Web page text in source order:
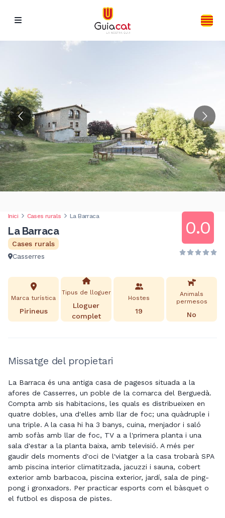
Inici Cases rurals La Barraca
La Barraca
Cases rurals
Casserres
0.0
Marca turística
Pirineus
Tipus de lloguer
Lloguer
complet
Hostes
19
Animals
permesos
No
Missatge del propietari
La Barraca és una antiga casa de pagesos situada a la
afores de Casserres, un poble de la comarca del Berguedà.
Compta amb sis habitacions, les quals es distribueixen en
quatre dobles, una d'elles amb llar de foc; una quàdruple i
una triple. A la casa hi ha 3 banys, cuina, menjador i saló
amb sofàs amb llar de foc, TV a a l'primera planta i una
sala d'estar a la planta baixa, amb televisió. A més per
gaudir dels moments d'oci de l'viatger a la casa trobarà SPA
amb piscina interior climatitzada, jacuzzi i sauna, cobert
exterior amb barbacoa, piscina exterior, jardí, sala de ping-
pong i gronxadors. Per practicar esports com el bàsquet o
el futbol es disposa de pistes.